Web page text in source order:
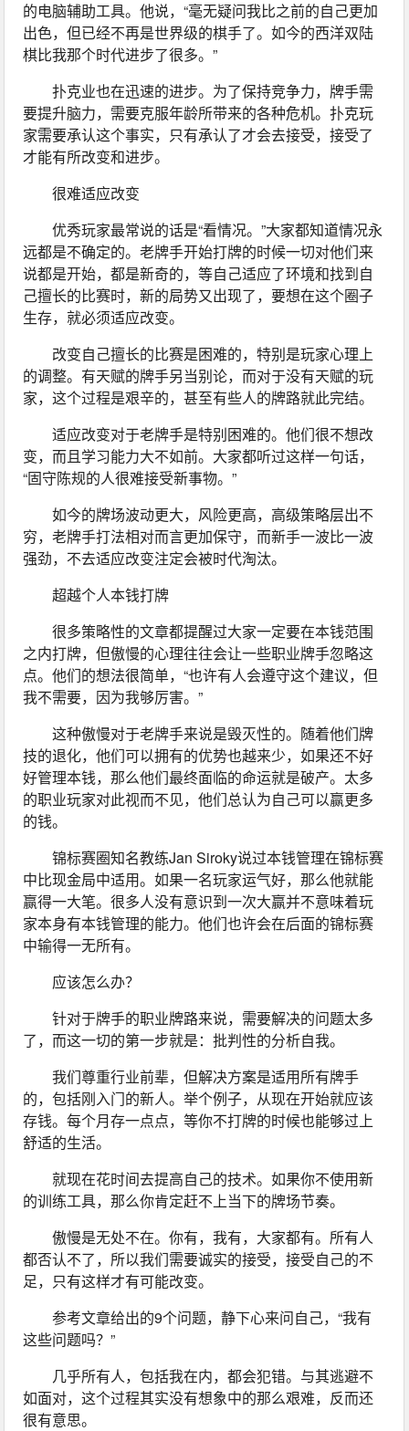
的电脑辅助工具。他说，“毫无疑问我比之前的自己更加
出色，但已经不再是世界级的棋手了。如今的西洋双陆
棋比我那个时代进步了很多。”
扑克业也在迅速的进步。为了保持竞争力，牌手需
要提升脑力，需要克服年龄所带来的各种危机。扑克玩
家需要承认这个事实，只有承认了才会去接受，接受了
才能有所改变和进步。
很难适应改变
优秀玩家最常说的话是“看情况。”大家都知道情况永
远都是不确定的。老牌手开始打牌的时候一切对他们来
说都是开始，都是新奇的，等自己适应了环境和找到自
己擅长的比赛时，新的局势又出现了，要想在这个圈子
生存，就必须适应改变。
改变自己擅长的比赛是困难的，特别是玩家心理上
的调整。有天赋的牌手另当别论，而对于没有天赋的玩
家，这个过程是艰辛的，甚至有些人的牌路就此完结。
适应改变对于老牌手是特别困难的。他们很不想改
变，而且学习能力大不如前。大家都听过这样一句话，
“固守陈规的人很难接受新事物。”
如今的牌场波动更大，风险更高，高级策略层出不
穷，老牌手打法相对而言更加保守，而新手一波比一波
强劲，不去适应改变注定会被时代淘汰。
超越个人本钱打牌
很多策略性的文章都提醒过大家一定要在本钱范围
之内打牌，但傲慢的心理往往会让一些职业牌手忽略这
点。他们的想法很简单，“也许有人会遵守这个建议，但
我不需要，因为我够厉害。”
这种傲慢对于老牌手来说是毁灭性的。随着他们牌
技的退化，他们可以拥有的优势也越来少，如果还不好
好管理本钱，那么他们最终面临的命运就是破产。太多
的职业玩家对此视而不见，他们总认为自己可以赢更多
的钱。
锦标赛圈知名教练Jan Siroky说过本钱管理在锦标赛
中比现金局中适用。如果一名玩家运气好，那么他就能
赢得一大笔。很多人没有意识到一次大赢并不意味着玩
家本身有本钱管理的能力。他们也许会在后面的锦标赛
中输得一无所有。
应该怎么办？
针对于牌手的职业牌路来说，需要解决的问题太多
了，而这一切的第一步就是：批判性的分析自我。
我们尊重行业前辈，但解决方案是适用所有牌手
的，包括刚入门的新人。举个例子，从现在开始就应该
存钱。每个月存一点点，等你不打牌的时候也能够过上
舒适的生活。
就现在花时间去提高自己的技术。如果你不使用新
的训练工具，那么你肯定赶不上当下的牌场节奏。
傲慢是无处不在。你有，我有，大家都有。所有人
都否认不了，所以我们需要诚实的接受，接受自己的不
足，只有这样才有可能改变。
参考文章给出的9个问题，静下心来问自己，“我有
这些问题吗？”
几乎所有人，包括我在内，都会犯错。与其逃避不
如面对，这个过程其实没有想象中的那么艰难，反而还
很有意思。